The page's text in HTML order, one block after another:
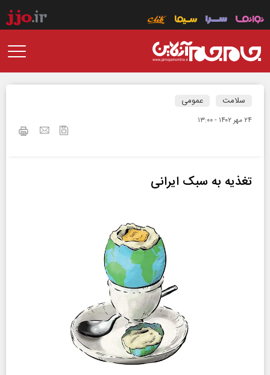
سلامت عمومی
۲۴ مهر ۱۴۰۲ - ۱۳:۰۰
تغذیه به سبک ایرانی